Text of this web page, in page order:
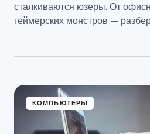
сталкиваются юзеры. От
геймерских монстров —
КОМПЬЮТЕРЫ